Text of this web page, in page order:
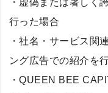
・虚偽または著しく
行った場合
・社名・サービス関
ング広告での紹介を
・QUEEN BEE